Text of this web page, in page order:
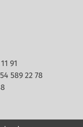
91
589 22 78